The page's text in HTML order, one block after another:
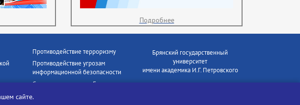
Подробнее
Противодействие терроризму
Противодействие угрозам
информационной безопасности
Социальные ролики - Генеральная
Брянский государственный
университет
имени академика И.Г. Петровского
сайте.